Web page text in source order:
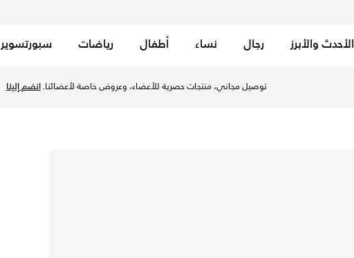
الأحدث والأبرز رجال نساء أطفال رياضات سبورتسوير
توصيل مجاني، منتجات حصرية للأعضاء، وعروض خاصة لأعضائنا.انضم إلينا